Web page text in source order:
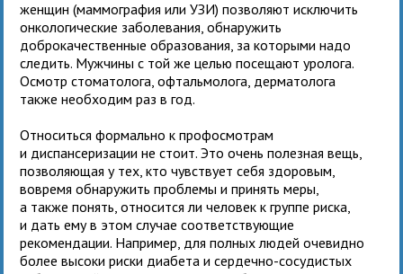
женщин (маммография или УЗИ) позволяют исключить
онкологические заболевания, обнаружить
доброкачественные образования, за которыми надо
следить. Мужчины с той же целью посещают уролога.
Осмотр стоматолога, офтальмолога, дерматолога
также необходим раз в год.
Относиться формально к профосмотрам
и диспансеризации не стоит. Это очень полезная вещь,
позволяющая у тех, кто чувствует себя здоровым,
вовремя обнаружить проблемы и принять меры,
а также понять, относится ли человек к группе риска,
и дать ему в этом случае соответствующие
рекомендации. Например, для полных людей очевидно
более высоки риски диабета и сердечно-сосудистых